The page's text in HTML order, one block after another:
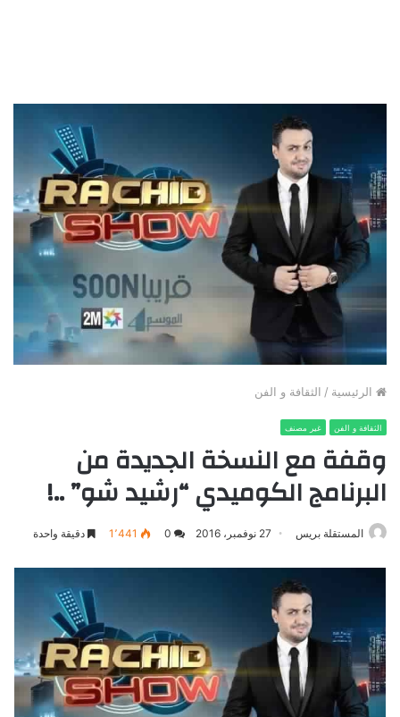
الرئيسية / الثقافة و الفن
الثقافة و الفن غير مصنف
وقفة مع النسخة الجديدة من
البرنامج الكوميدي “رشيد شو” ..! ‎
المستقلة بريس 27 نوفمبر، 2016 0 1٬441 دقيقة واحدة